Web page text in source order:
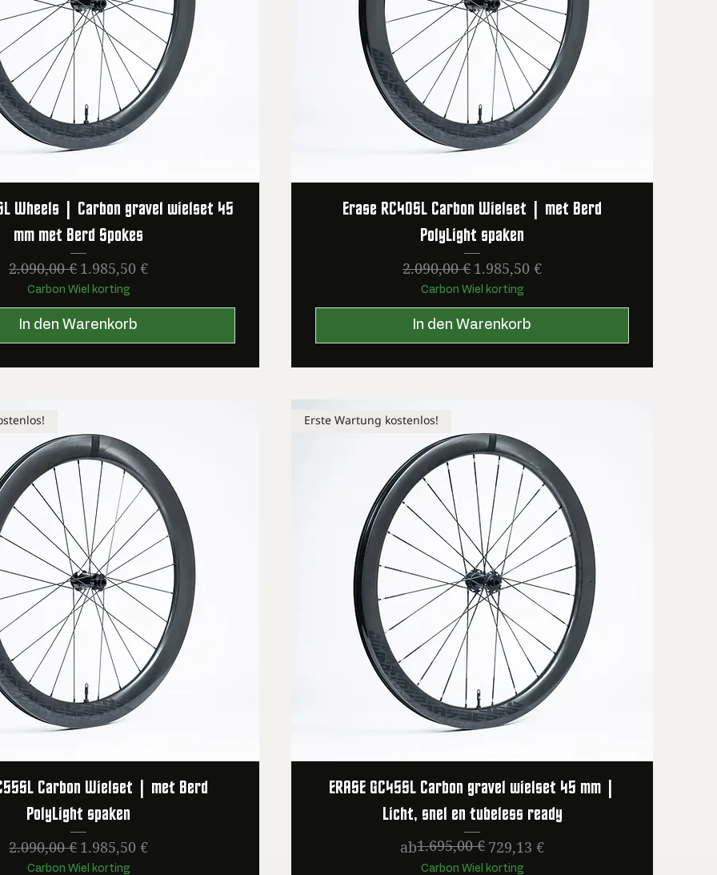
Wheels | Carbon gravel wielset 45
mm met Berd Spokes
Standardpreis
2.090,00 €Sale-Preis
1.985,50 €
Carbon Wiel korting
In den Warenkorb
Erase RC40SL Carbon Wielset | met Berd
PolyLight spaken
Standardpreis
2.090,00 €Sale-Preis
1.985,50 €
Carbon Wiel korting
In den Warenkorb
Carbon Wielset | met Berd
PolyLight spaken
Standardpreis
2.090,00 €Sale-Preis
1.985,50 €
Carbon Wiel korting
Erste Wartung kostenlos!
ERASE GC45SL Carbon gravel wielset 45 mm |
Licht, snel en tubeless ready
ab
Standardpreis
1.695,00 €729,13 €
Sale-Preis
Carbon Wiel korting